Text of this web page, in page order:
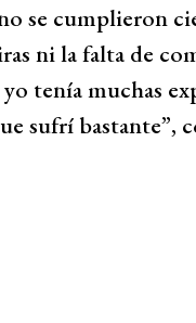
se cumplieron
ni la falta de
tenía muchas
sufrí bastante”,